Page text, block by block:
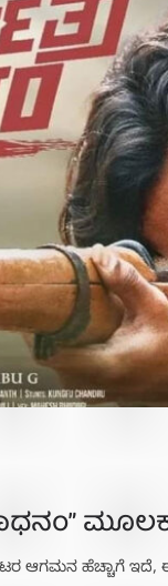
ಆಗಮನ ಹೆಚ್ಚಾಗೆ